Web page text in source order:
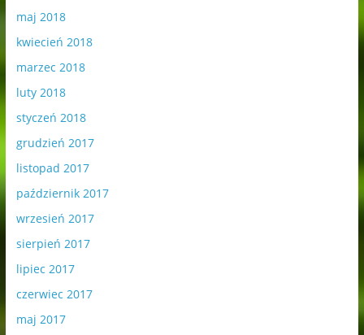
maj 2018
kwiecień 2018
marzec 2018
luty 2018
styczeń 2018
grudzień 2017
listopad 2017
październik 2017
wrzesień 2017
sierpień 2017
lipiec 2017
czerwiec 2017
maj 2017